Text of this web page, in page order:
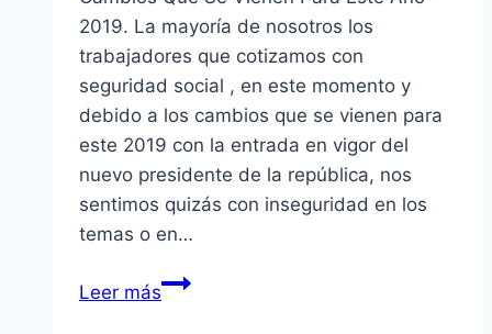
2019. La mayoría de nosotros los
trabajadores que cotizamos con
seguridad social , en este momento y
debido a los cambios que se vienen para
este 2019 con la entrada en vigor del
nuevo presidente de la república, nos
sentimos quizás con inseguridad en los
temas o en…
Leer másCambios